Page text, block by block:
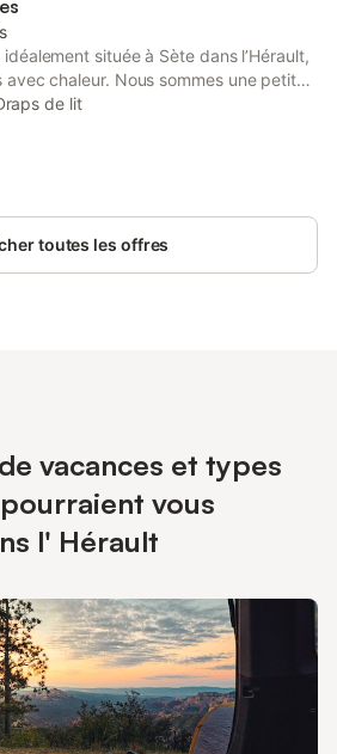
située à Sète dans l’Hérault,
chaleur. Nous sommes une petite
escale à Sète, et qui a décidé d’y jeter
de meubler Il Porto en donnant une
avec une attention particulière pour
extérieure au calme, tout en restant
pas loin de la Gare.
de lit
toutes les offres
vacances et types
vous
l' Hérault